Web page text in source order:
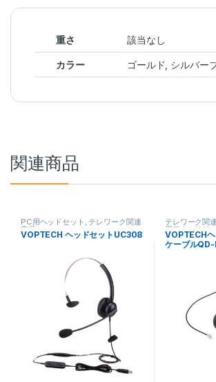
重さ 該当なし
カラー ゴールド, シルバー
関連商品
PC用ヘッドセット , テレワーク関連
商品
VOPTECH ヘッドセットUC308
テレワーク関
用アクセサリ
VOPTECH
ケーブル